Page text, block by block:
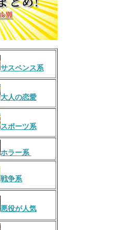
サスペンス系
大人の恋愛
スポーツ系
ホラー系
戦争系
悪役が人気